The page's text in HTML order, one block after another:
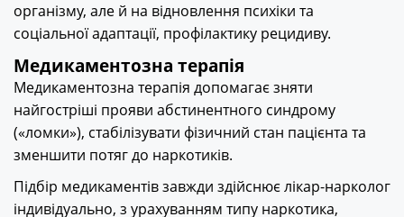
організму, але й на відновлення психіки та
соціальної адаптації, профілактику рецидиву.
Медикаментозна терапія
Медикаментозна терапія допомагає зняти
найгостріші прояви абстинентного синдрому
(«ломки»), стабілізувати фізичний стан пацієнта та
зменшити потяг до наркотиків.
Підбір медикаментів завжди здійснює лікар-нарколог
індивідуально, з урахуванням типу наркотика,